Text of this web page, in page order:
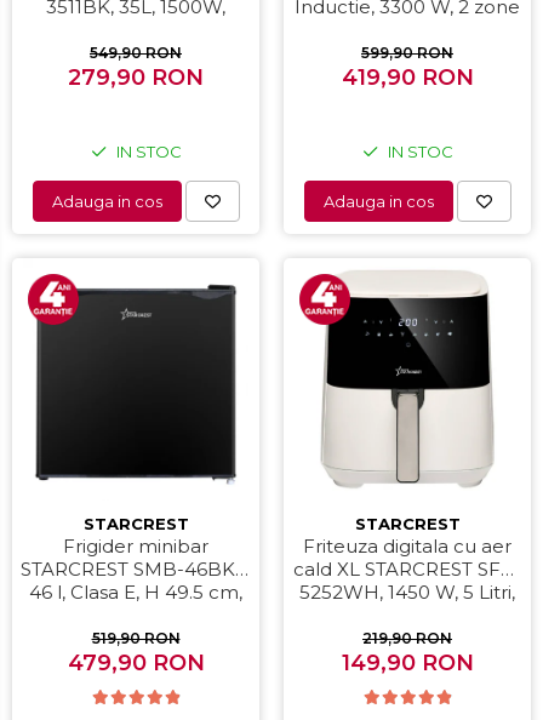
3511BK, 35L, 1500W,
Programe predefinite,
Interfata digitala, Negru
549,90 RON
279,90 RON
IN STOC
Adauga in cos
Inductie, 3300 W, 2 zone
putere, Touch control,
Timer, Sticla Neagra
599,90 RON
419,90 RON
IN STOC
Adauga in cos
STARCREST
Frigider minibar
STARCREST SMB-46BKE,
46 l, Clasa E, H 49.5 cm,
519,90 RON
479,90 RON
STARCREST
Friteuza digitala cu aer
cald XL STARCREST SFR-
5252WH, 1450 W, 5 Litri,
programe predefinite,
Alb
219,90 RON
149,90 RON